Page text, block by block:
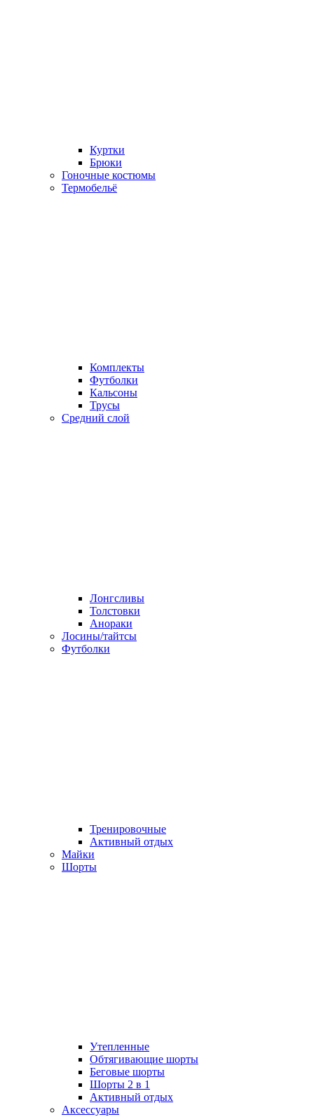
Куртки
Брюки
Гоночные костюмы
Термобельё
Комплекты
Футболки
Кальсоны
Трусы
Средний слой
Лонгсливы
Толстовки
Анораки
Лосины/тайтсы
Футболки
Тренировочные
Активный отдых
Майки
Шорты
Утепленные
Обтягивающие шорты
Беговые шорты
Шорты 2 в 1
Активный отдых
Аксессуары